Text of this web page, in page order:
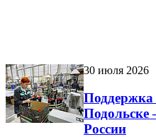
30 июля 2026
Поддержка
Подольске
России